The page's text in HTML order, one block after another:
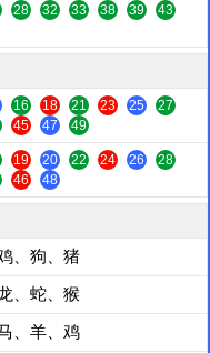
28 32 33 38 39
43
16 18 21 23 25
27
45 47 49
19 20 22 24 26
28
46 48
、狗、猪
、蛇、猴
、羊、鸡